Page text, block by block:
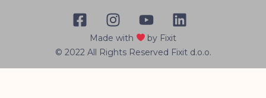
Made with
by Fixit
© 2022 All Rights Reserved Fixit d.o.o.